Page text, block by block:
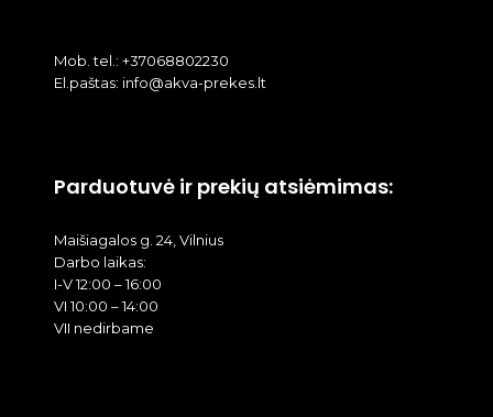
Mob. tel.: +37068802230
El.paštas: info@akva-prekes.lt
Parduotuvė ir prekių atsiėmimas:
Maišiagalos g. 24, Vilnius
Darbo laikas:
I-V 12:00 – 16:00
VI 10:00 – 14:00
VII nedirbame